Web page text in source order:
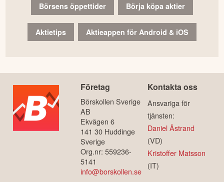
Börsens öppettider Börja köpa aktier
Aktietips Aktieappen för Android & iOS
Företag
Börskollen Sverige
AB
Ekvägen 6
141 30 Huddinge
Sverige
Org.nr: 559236-
5141
info@borskollen.se
Kontakta oss
Ansvariga för
tjänsten:
Daniel Åstrand
(VD)
Kristoffer Matsson
(IT)